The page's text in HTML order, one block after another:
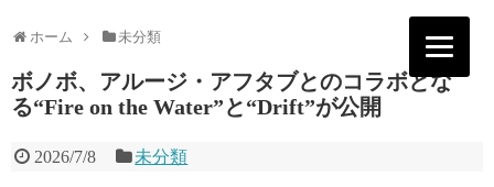
ホーム 未分類
ボノボ、アルージ・アフタブとのコラボとな
る“Fire on the Water”と“Drift”が公開
2026/7/8 未分類